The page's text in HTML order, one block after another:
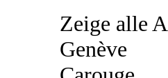
Zeige alle
Genève